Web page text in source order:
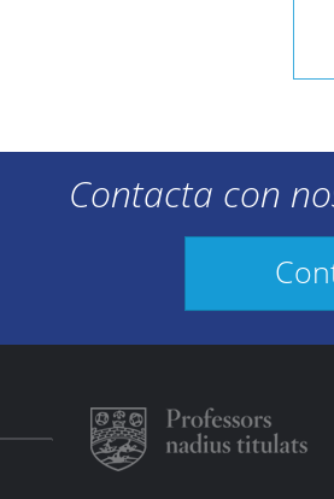
Contacta con